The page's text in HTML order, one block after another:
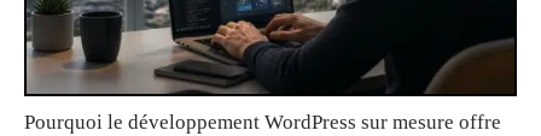
Pourquoi le développement WordPress sur mesure offre